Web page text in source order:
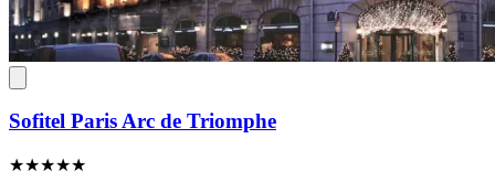
Sofitel Paris Arc de Triomphe
★★★★★